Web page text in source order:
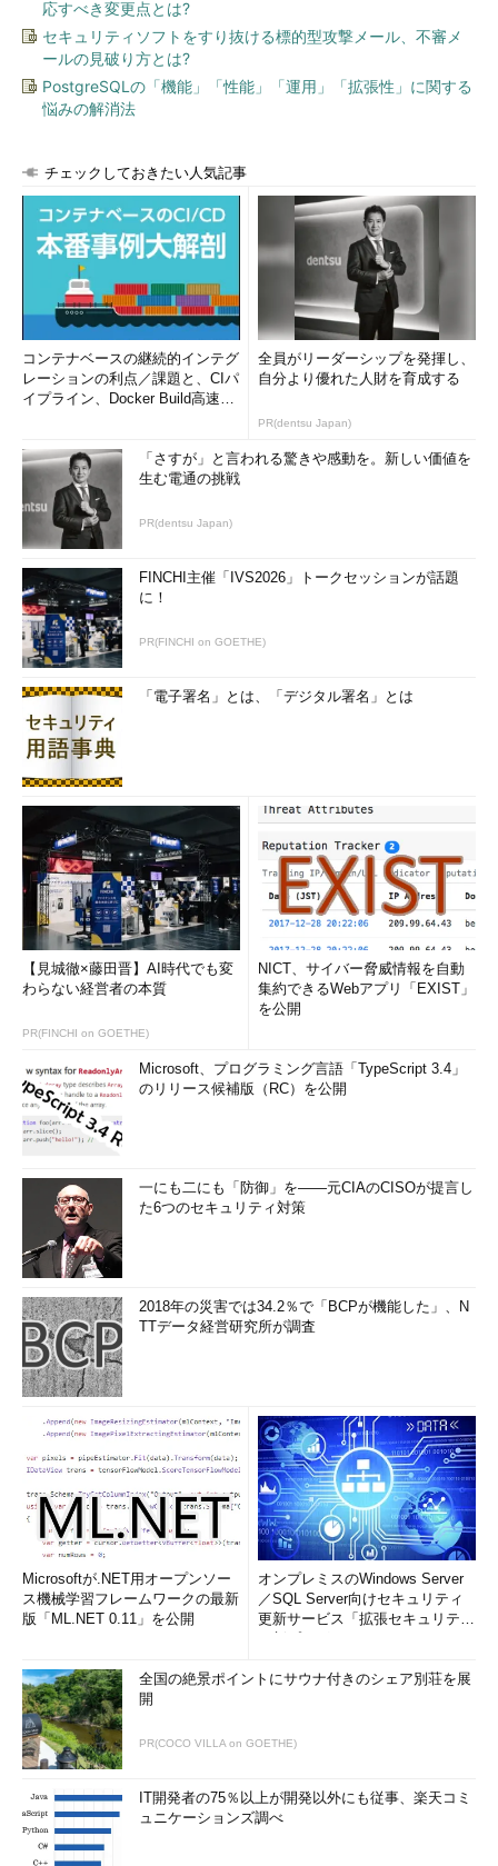
応すべき変更点とは?
セキュリティソフトをすり抜ける標的型攻撃メール、不審メ
ールの見破り方とは?
PostgreSQLの「機能」「性能」「運用」「拡張性」に関する
悩みの解消法
チェックしておきたい人気記事
コンテナベースの継続的インテグ
レーションの利点／課題と、CIパ
イプライン、Docker Build高速化
全員がリーダーシップを発揮し、
自分より優れた人財を育成する
PR(dentsu Japan)
「さすが」と言われる驚きや感動を。新しい価値を
生む電通の挑戦
PR(dentsu Japan)
FINCHI主催「IVS2026」トークセッションが話題
に！
PR(FINCHI on GOETHE)
「電子署名」とは、「デジタル署名」とは
【見城徹×藤田晋】AI時代でも変
わらない経営者の本質
PR(FINCHI on GOETHE)
NICT、サイバー脅威情報を自動
集約できるWebアプリ「EXIST」
を公開
Microsoft、プログラミング言語「TypeScript 3.4」
のリリース候補版（RC）を公開
一にも二にも「防御」を――元CIAのCISOが提言し
た6つのセキュリティ対策
2018年の災害では34.2％で「BCPが機能した」、N
TTデータ経営研究所が調査
Microsoftが.NET用オープンソー
ス機械学習フレームワークの最新
版「ML.NET 0.11」を公開
オンプレミスのWindows Server
／SQL Server向けセキュリティ
更新サービス「拡張セキュリティ
全国の絶景ポイントにサウナ付きのシェア別荘を展
開
PR(COCO VILLA on GOETHE)
IT開発者の75％以上が開発以外にも従事、楽天コミ
ュニケーションズ調べ